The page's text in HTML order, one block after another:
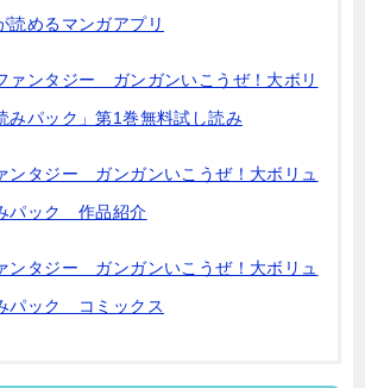
読めるマンガアプリ
ァンタジー ガンガンいこうぜ！大ボリ
みパック」第1巻無料試し読み
ンタジー ガンガンいこうぜ！大ボリュ
パック 作品紹介
ンタジー ガンガンいこうぜ！大ボリュ
パック コミックス